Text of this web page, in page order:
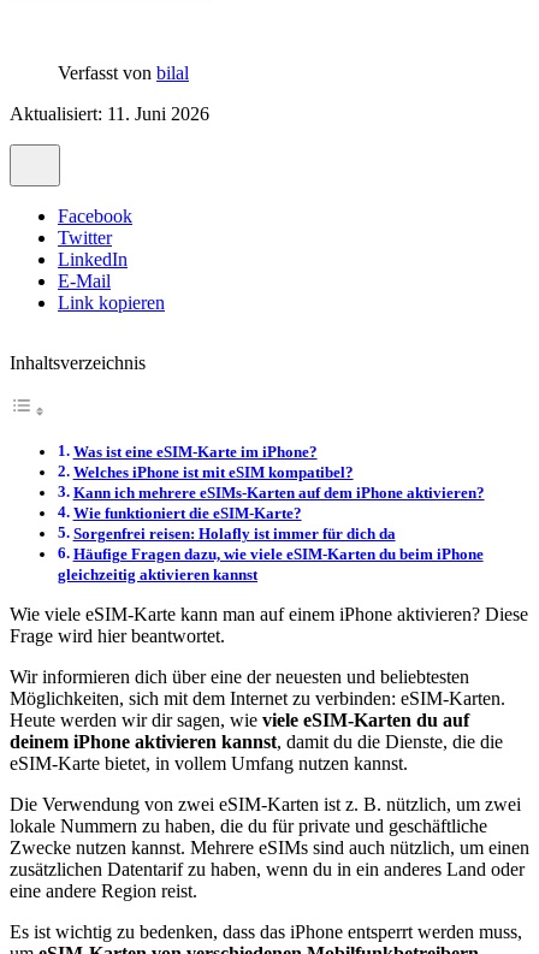
Verfasst von bilal
Aktualisiert: 11. Juni 2026
Facebook
Twitter
LinkedIn
E-Mail
Link kopieren
Inhaltsverzeichnis
Was ist eine eSIM-Karte im iPhone?
Welches iPhone ist mit eSIM kompatibel?
Kann ich mehrere eSIMs-Karten auf dem iPhone aktivieren?
Wie funktioniert die eSIM-Karte?
Sorgenfrei reisen: Holafly ist immer für dich da
Häufige Fragen dazu, wie viele eSIM-Karten du beim iPhone
gleichzeitig aktivieren kannst
Wie viele eSIM-Karte kann man auf einem iPhone aktivieren? Diese
Frage wird hier beantwortet.
Wir informieren dich über eine der neuesten und beliebtesten
Möglichkeiten, sich mit dem Internet zu verbinden: eSIM-Karten.
Heute werden wir dir sagen, wie viele eSIM-Karten du auf
deinem iPhone aktivieren kannst, damit du die Dienste, die die
eSIM-Karte bietet, in vollem Umfang nutzen kannst.
Die Verwendung von zwei eSIM-Karten ist z. B. nützlich, um zwei
lokale Nummern zu haben, die du für private und geschäftliche
Zwecke nutzen kannst. Mehrere eSIMs sind auch nützlich, um einen
zusätzlichen Datentarif zu haben, wenn du in ein anderes Land oder
eine andere Region reist.
Es ist wichtig zu bedenken, dass das iPhone entsperrt werden muss,